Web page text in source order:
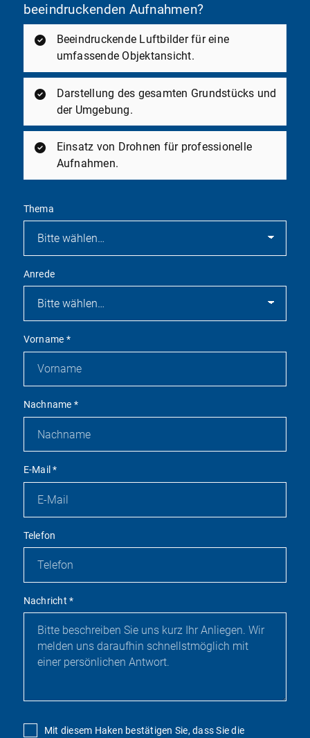
beeindruckenden Aufnahmen?
Beeindruckende Luftbilder für eine
umfassende Objektansicht.
Darstellung des gesamten Grundstücks und
der Umgebung.
Einsatz von Drohnen für professionelle
Aufnahmen.
Thema
Anrede
Vorname *
Nachname *
E-Mail*
Telefon
Nachricht*
Mit diesem Haken bestätigen Sie, dass Sie die